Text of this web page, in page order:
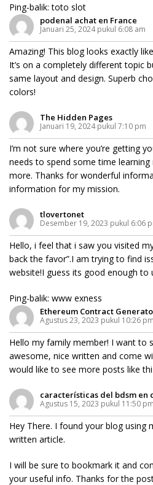
Ping-balik:toto slot
podenal achat en France
Januari 25, 2024 pukul 6:08 am
Amazing! This blog looks exactly
It’s on a completely different topic
same layout and design. Superb
colors!
The Hidden Pages
Januari 19, 2024 pukul 7:10 pm
I’m not sure where you’re getting
needs to spend some time
more. Thanks for wonderful
information for my mission.
tlovertonet
Desember 19, 2023 pukul 6:06
Hello, i feel that i saw you visited
back the favor”.I am trying to find
website!I guess its good enough to
Ping-balik: www exness
Ethereum Contract
Agustus 23, 2023 pukul 10:26 pm
Hello my family member! I want to
awesome, nice written and come
would like to see more posts like
características del bdsm en
Agustus 15, 2023 pukul 11:50 pm
Hey There. I found your blog using
written article.
I will be sure to bookmark it and
your useful info. Thanks for the